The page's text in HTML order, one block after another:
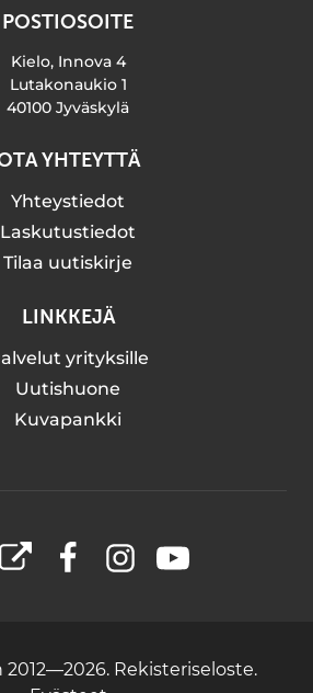
POSTIOSOITE
Kielo, Innova 4
Lutakonaukio 1
40100 Jyväskylä
YHTEYTTÄ
Yhteystiedot
Laskutustiedot
Tilaa uutiskirje
LINKKEJÄ
yrityksille
Uutishuone
Kuvapankki
X FacebookInstagramYouTube
2012—2026. Rekisteriseloste.